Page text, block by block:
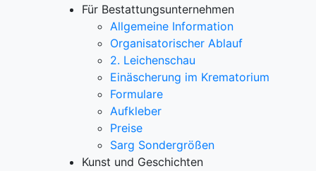
Für Bestattungsunternehmen
Allgemeine Information
Organisatorischer Ablauf
2. Leichenschau
Einäscherung im Krematorium
Formulare
Aufkleber
Preise
Sarg Sondergrößen
Kunst und Geschichten